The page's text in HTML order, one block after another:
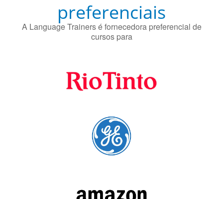
Fornecedores
preferenciais